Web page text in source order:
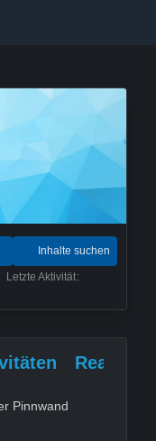
Inhalte suchen
Letzte Aktivität
Pinnwand